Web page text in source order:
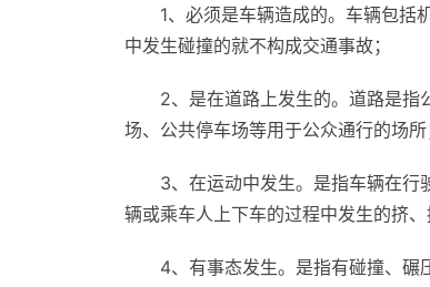
1、必须是车辆造成的。车辆包括
中发生碰撞的就不构成交通事故；
2、是在道路上发生的。道路是指
场、公共停车场等用于公众通行的场所
3、在运动中发生。是指车辆在行
辆或乘车人上下车的过程中发生的挤
4、有事态发生。是指有碰撞、碾